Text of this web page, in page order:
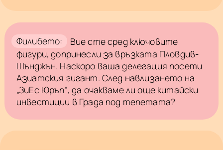
Филибето:
Вие сте сред ключовите
фигури, допринесли за връзката Пловдив-
Шънджън. Наскоро ваша делегация посети
Азиатския гигант. След навлизането на
„ЗиЕс Юръп“, да очакваме ли още китайски
инвестиции в Града под тепетата?